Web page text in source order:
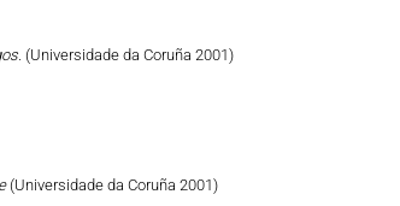
(Universidade da Coruña 2001)
(Universidade da Coruña 2001)